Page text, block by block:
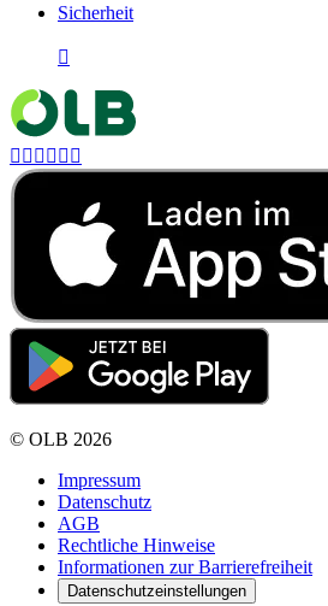
Sicherheit

     
© OLB 2026
Impressum
Datenschutz
AGB
Rechtliche Hinweise
Informationen zur Barrierefreiheit
Datenschutzeinstellungen